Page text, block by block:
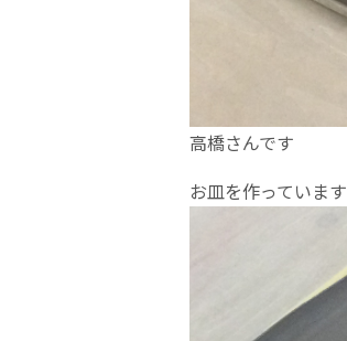
高橋さんです
お皿を作っています